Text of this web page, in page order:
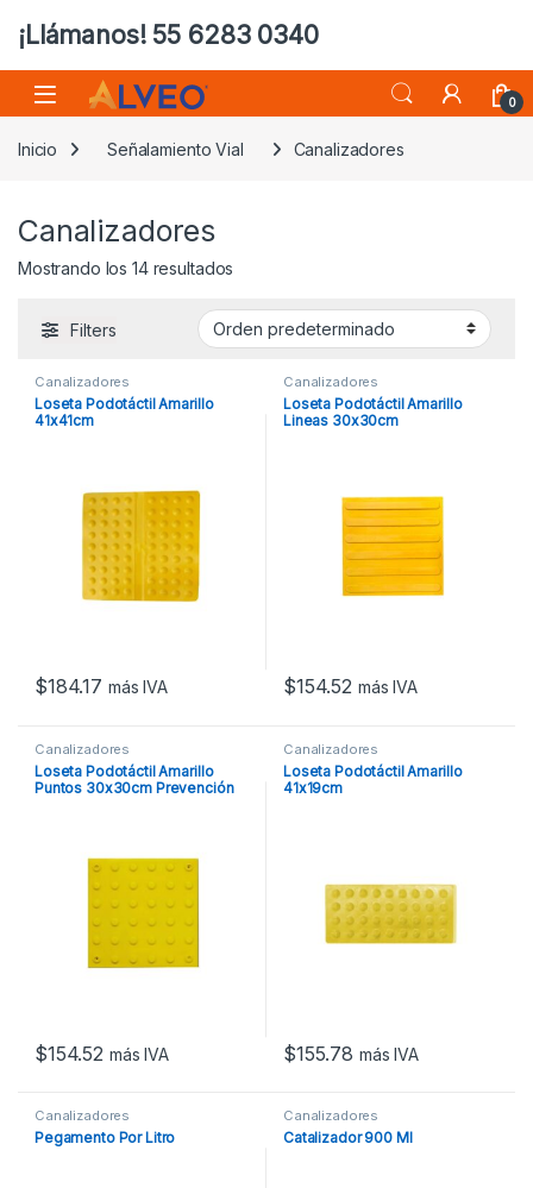
¡Llámanos! 55 6283 0340
0
Inicio Señalamiento Vial Canalizadores
Canalizadores
Mostrando los 14 resultados
Filters
Canalizadores
Loseta Podotáctil Amarillo
41x41cm
$184.17 más IVA
Canalizadores
Loseta Podotáctil Amarillo
Lineas 30x30cm
$154.52 más IVA
Canalizadores
Loseta Podotáctil Amarillo
Puntos 30x30cm Prevención
$154.52 más IVA
Canalizadores
Loseta Podotáctil Amarillo
41x19cm
$155.78 más IVA
Canalizadores
Pegamento Por Litro
Canalizadores
Catalizador 900 Ml